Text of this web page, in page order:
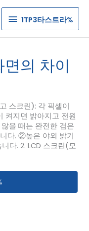
1TP3
타
스
트
1TP3타스트라%
면의 차이
스크린): 각 픽셀이
켜지면 밝아지고 전원
을 때는 완전한 검은
다. ②높은 야외 밝기
다. 2. LCD 스크린(모
화면의 차이점